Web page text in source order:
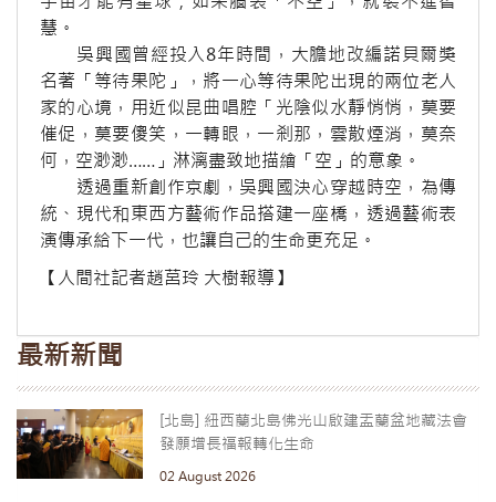
慧。
吳興國曾經投入8年時間，大膽地改編諾貝爾獎
名著「等待果陀」，將一心等待果陀出現的兩位老人
家的心境，用近似昆曲唱腔「光陰似水靜悄悄，莫要
催促，莫要傻笑，一轉眼，一剎那，雲散煙消，莫奈
何，空渺渺……」淋漓盡致地描繪「空」的意象。
透過重新創作京劇，吳興國決心穿越時空，為傳
統、現代和東西方藝術作品搭建一座橋，透過藝術表
演傳承給下一代，也讓自己的生命更充足。
【人間社記者趙莒玲 大樹報導】
最新新聞
[北島] 紐西蘭北島佛光山啟建盂蘭盆地藏法會
發願增長福報轉化生命
02 August 2026